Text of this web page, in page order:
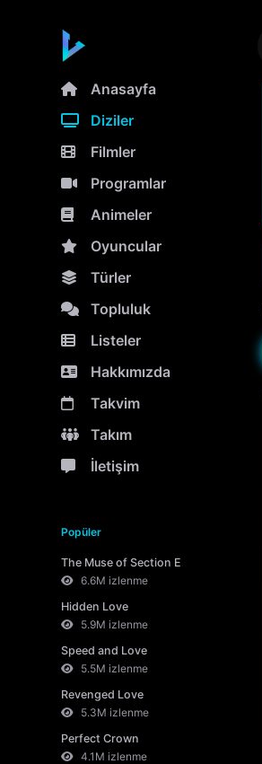
Anasayfa
Diziler
Filmler
Programlar
Animeler
Oyuncular
Türler
Topluluk
Listeler
Hakkımızda
Takvim
Takım
İletişim
Popüler
The Muse of Section E
6.6M izlenme
Hidden Love
5.9M izlenme
Speed and Love
5.5M izlenme
Revenged Love
5.3M izlenme
Perfect Crown
4.1M izlenme